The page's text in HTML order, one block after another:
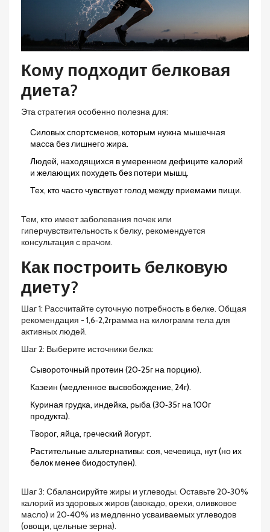
Кому подходит белковая
диета?
Эта стратегия особенно полезна для:
Силовых спортсменов, которым нужна мышечная
масса без лишнего жира.
Людей, находящихся в умеренном дефиците калорий
и желающих похудеть без потери мышц.
Тех, кто часто чувствует голод между приемами пищи.
Тем, кто имеет заболевания почек или
гиперчувствительность к белку, рекомендуется
консультация с врачом.
Как построить белковую
диету?
Шаг 1: Рассчитайте суточную потребность в белке. Общая
рекомендация - 1,6‑2,2грамма на килограмм тела для
активных людей.
Шаг 2: Выберите источники белка:
Сывороточный протеин (20‑25г на порцию).
Казеин (медленное высвобождение, 24г).
Куриная грудка, индейка, рыба (30‑35г на 100г
продукта).
Творог, яйца, греческий йогурт.
Растительные альтернативы: соя, чечевица, нут (но их
белок менее биодоступен).
Шаг 3: Сбалансируйте жиры и углеводы. Оставьте 20‑30%
калорий из здоровых жиров (авокадо, орехи, оливковое
масло) и 20‑40% из медленно усваиваемых углеводов
(овощи, цельные зерна).